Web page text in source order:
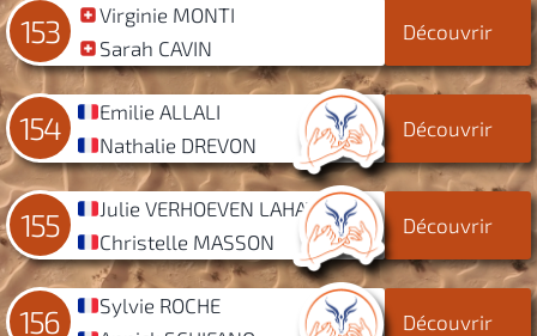
153
Virginie MONTI
Sarah CAVIN
Découvrir
154
Emilie ALLALI
Nathalie DREVON
Découvrir
155
Julie VERHOEVEN LAHAYE
Christelle MASSON
Découvrir
156
Sylvie ROCHE
Découvrir